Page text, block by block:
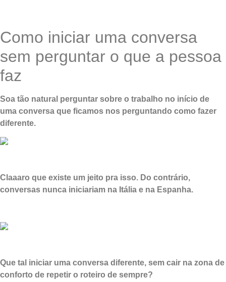
Como iniciar uma conversa
sem perguntar o que a pessoa
faz
Soa tão natural perguntar sobre o trabalho no início de
uma conversa que ficamos nos perguntando como fazer
diferente.
Claaaro que existe um jeito pra isso. Do contrário,
conversas nunca iniciariam na Itália e na Espanha.
Que tal iniciar uma conversa diferente, sem cair na zona de
conforto de repetir o roteiro de sempre?